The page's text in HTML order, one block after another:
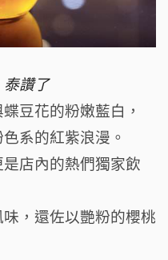
泰讚了
豆花的粉嫩藍白，
系的紅紫浪漫。
店內的熱們獨家飲
， 還佐以艷粉的櫻桃